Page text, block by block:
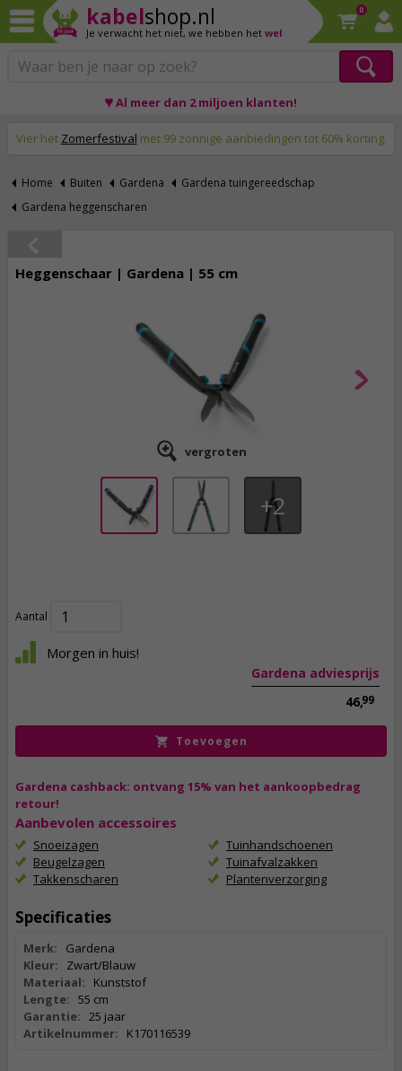
kabelshop.nl
Je verwacht het niet, we hebben het wel
0
♥ Al meer dan 2 miljoen klanten!
Vier het Zomerfestival met 99 zonnige aanbiedingen tot 60% korting.
Home Buiten Gardena
Gardena tuingereedschap
Gardena heggenscharen
Heggenschaar | Gardena | 55 cm
vergroten
2
Gardena adviesprijs
46,99
Aantal
Morgen in huis!
Toevoegen
Gardena cashback: ontvang 15% van het aankoopbedrag
retour!
Aanbevolen accessoires
Snoeizagen
Beugelzagen
Takkenscharen
Tuinhandschoenen
Tuinafvalzakken
Plantenverzorging
Specificaties
Merk:
Gardena
Kleur:
Zwart/Blauw
Materiaal:
Kunststof
Lengte: 55 cm
Garantie: 25 jaar
Artikelnummer:
K170116539